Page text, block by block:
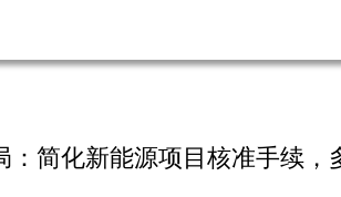
：简化新能源项目核准手续，